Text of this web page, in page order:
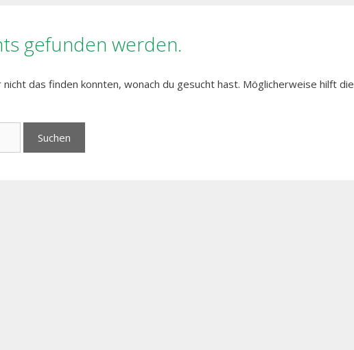
gefunden werden.
das finden konnten, wonach du gesucht hast. Möglicherweise hilft die